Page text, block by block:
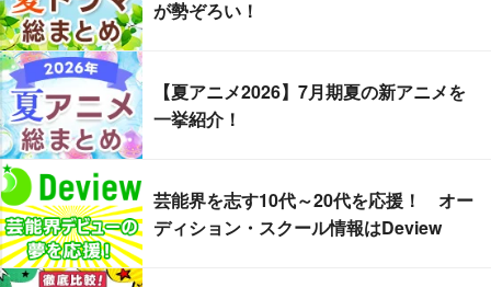
が勢ぞろい！
【夏アニメ2026】7月期夏の新アニメを
一挙紹介！
芸能界を志す10代～20代を応援！ オー
ディション・スクール情報はDeview